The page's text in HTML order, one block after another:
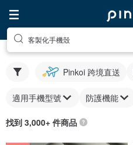
客製化手機殼
Pinkoi 跨境直送
適用手機型號 防護機能
找到 3,000+ 件商品